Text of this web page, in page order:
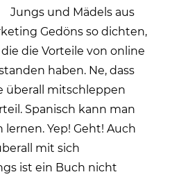
Jungs und Mädels aus
Gedöns so dichten,
die Vorteile von online
haben. Ne, dass
überall mitschleppen
Spanisch kann man
Yep! Geht! Auch
mit sich
ist ein Buch nicht